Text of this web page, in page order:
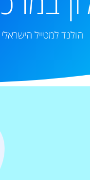
הולנד למטייל הישראלי